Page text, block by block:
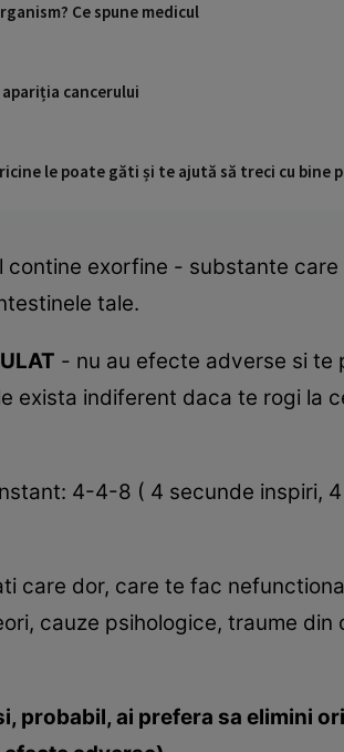
Ce spune medicul
cancerului
le poate găti și te ajută să treci cu bine
contine exorfine - substante
tale.
- nu au efecte adverse si te
exista indiferent daca te rogi la
4-4-8 ( 4 secunde inspiri,
care dor, care te fac
cauze psihologice, traume din
probabil, ai prefera sa elimini